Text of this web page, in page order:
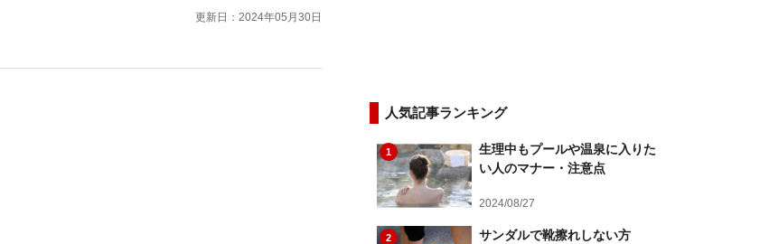
更新日：2024年05月30日
人気記事ランキング
1
生理中もプールや温泉に入りた
い人のマナー・注意点
2024/08/27
2
サンダルで靴擦れしない方